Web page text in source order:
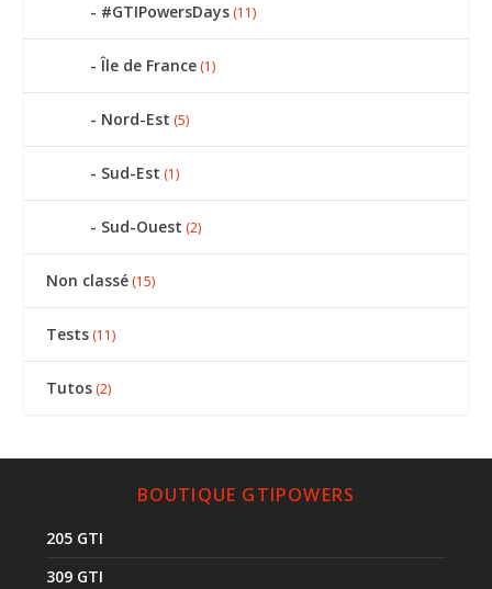
#GTIPowersDays (11)
Île de France (1)
Nord-Est (5)
Sud-Est (1)
Sud-Ouest (2)
Non classé (15)
Tests (11)
Tutos (2)
BOUTIQUE GTIPOWERS
205 GTI
309 GTI